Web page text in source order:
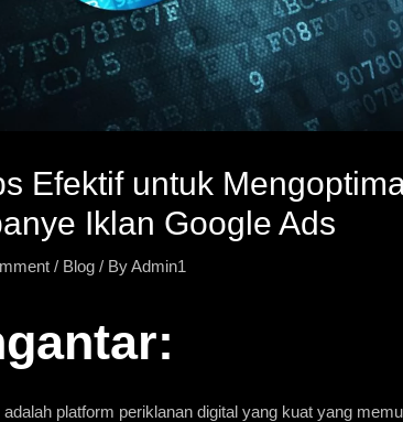
Efektif untuk
Iklan Google Ads
/ Blog / ByAdmin1
platform periklanan digital yang kuat yang